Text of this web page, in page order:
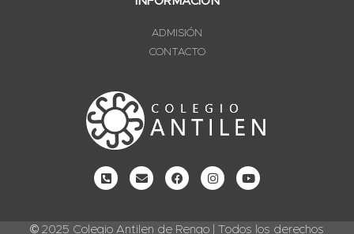
ADMISIÓN
CONTACTO
© 2025 Colegio Antilen de Rengo | Todos los derechos